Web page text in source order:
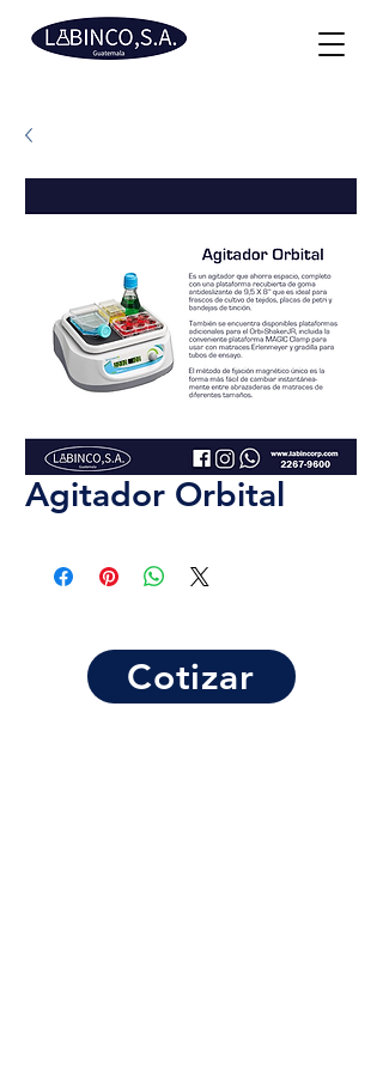
Agitador Orbital
Cotizar